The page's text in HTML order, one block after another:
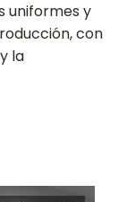
uniformes y
con
la